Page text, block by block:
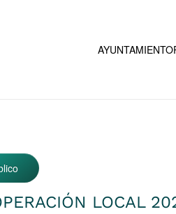
AYUNTAMIENTO
LOCAL